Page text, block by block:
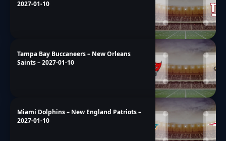
2027-01-10
Tampa Bay Buccaneers – New Orleans
Saints – 2027-01-10
Miami Dolphins – New England Patriots –
2027-01-10